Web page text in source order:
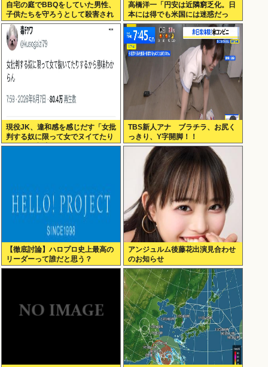
自宅の庭でBBQをしていた男性、
子供たちを守ろうとして殺害され
てしまう
高橋洋一「円安は近隣窮乏化。日
本には得でも米国には迷惑だっ
た」
現役JK、違和感を感じだす「女批
判する奴に限って女でヌイてたり
するから意味わからなくなってき
TBS新人アナ ブラチラ、お尻く
っきり、Y字開脚！！
【徹底討論】ハロプロ史上最高の
リーダーって誰だと思う？
アンジュルム後藤花出演見合わせ
のお知らせ